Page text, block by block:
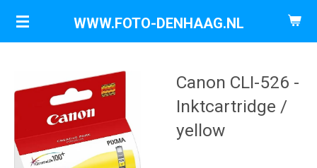
Ga
hoofdinhoud
WWW.FOTO-DENHAAG.NL
Canon CLI-526 -
Inktcartridge /
yellow